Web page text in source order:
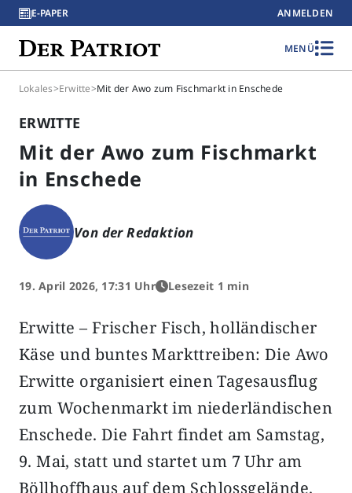
E-PAPER ANMELDEN
MENÜ
Lokales>Erwitte>Mit der Awo zum Fischmarkt in Enschede
ERWITTE
Mit der Awo zum Fischmarkt
in Enschede
Von der Redaktion
19. April 2026, 17:31 Uhr Lesezeit 1 min
Erwitte – Frischer Fisch, holländischer
Käse und buntes Markttreiben: Die Awo
Erwitte organisiert einen Tagesausflug
zum Wochenmarkt im niederländischen
Enschede. Die Fahrt findet am Samstag,
9. Mai, statt und startet um 7 Uhr am
Böllhoffhaus auf dem Schlossgelände.